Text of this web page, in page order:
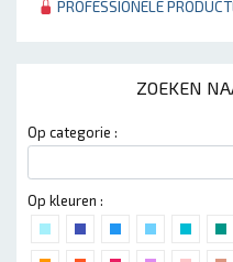
PROFESSIONELE
ZOEKEN
Op categorie :
Op kleuren :